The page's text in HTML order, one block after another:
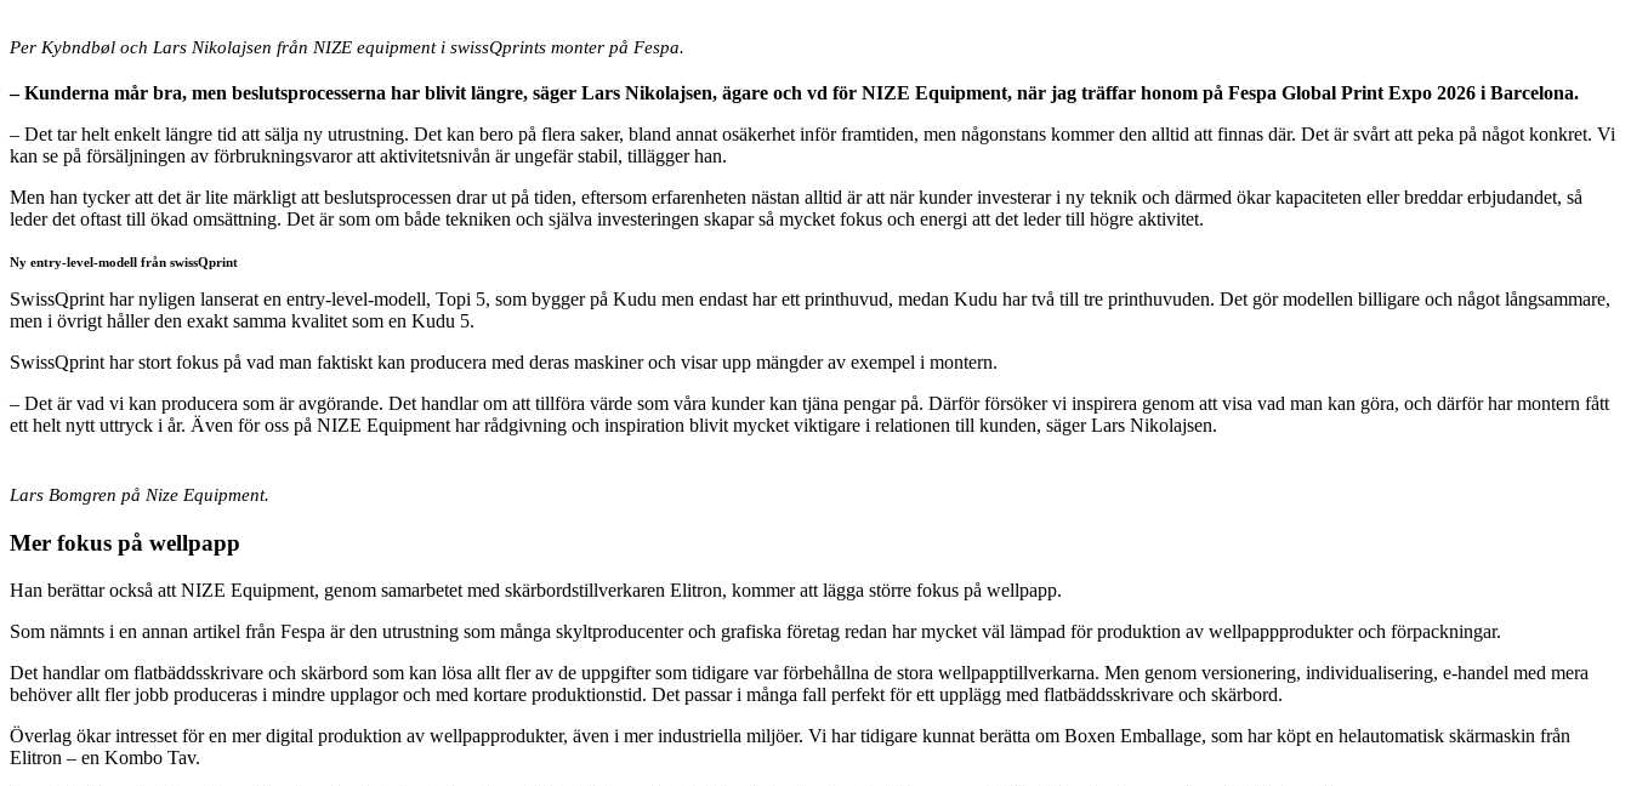
Per Kybndbøl och Lars Nikolajsen från NIZE equipment i swissQprints monter på Fespa.
– Kunderna mår bra, men beslutsprocesserna har blivit längre, säger Lars Nikolajsen, ägare och vd för NIZE Equipment, när jag träffar honom på Fespa Global Print Expo 2026 i Barcelona.
– Det tar helt enkelt längre tid att sälja ny utrustning. Det kan bero på flera saker, bland annat osäkerhet inför framtiden, men någonstans kommer den alltid att finnas där. Det är svårt att peka på något konkret. Vi
kan se på försäljningen av förbrukningsvaror att aktivitetsnivån är ungefär stabil, tillägger han.
Men han tycker att det är lite märkligt att beslutsprocessen drar ut på tiden, eftersom erfarenheten nästan alltid är att när kunder investerar i ny teknik och därmed ökar kapaciteten eller breddar erbjudandet, så
leder det oftast till ökad omsättning. Det är som om både tekniken och själva investeringen skapar så mycket fokus och energi att det leder till högre aktivitet.
Ny entry-level-modell från swissQprint
SwissQprint har nyligen lanserat en entry-level-modell, Topi 5, som bygger på Kudu men endast har ett printhuvud, medan Kudu har två till tre printhuvuden. Det gör modellen billigare och något långsammare,
men i övrigt håller den exakt samma kvalitet som en Kudu 5.
SwissQprint har stort fokus på vad man faktiskt kan producera med deras maskiner och visar upp mängder av exempel i montern.
– Det är vad vi kan producera som är avgörande. Det handlar om att tillföra värde som våra kunder kan tjäna pengar på. Därför försöker vi inspirera genom att visa vad man kan göra, och därför har montern fått
ett helt nytt uttryck i år. Även för oss på NIZE Equipment har rådgivning och inspiration blivit mycket viktigare i relationen till kunden, säger Lars Nikolajsen.
Lars Bomgren på Nize Equipment.
Mer fokus på wellpapp
Han berättar också att NIZE Equipment, genom samarbetet med skärbords­tillverkaren Elitron, kommer att lägga större fokus på wellpapp.
Som nämnts i en annan artikel från Fespa är den utrustning som många skyltproducenter och grafiska företag redan har mycket väl lämpad för produktion av wellpappprodukter och förpackningar.
Det handlar om flatbäddsskrivare och skärbord som kan lösa allt fler av de uppgifter som tidigare var förbehållna de stora wellpapptillverkarna. Men genom versionering, individualisering, e-handel med mera
behöver allt fler jobb produceras i mindre upplagor och med kortare produktionstid. Det passar i många fall perfekt för ett upplägg med flatbäddsskrivare och skärbord.
Överlag ökar intresset för en mer digital produktion av wellpapprodukter, även i mer industriella miljöer. Vi har tidigare kunnat berätta om Boxen Emballage, som har köpt en helautomatisk skärmaskin från
Elitron – en Kombo Tav.